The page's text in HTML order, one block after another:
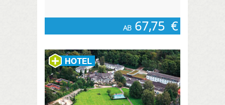
AB 67,75 €